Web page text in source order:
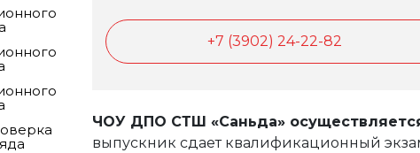
+7 (3902) 24-22-82
ЧОУ ДПО СТШ «Саньда»
выпускник сдает квалификационный